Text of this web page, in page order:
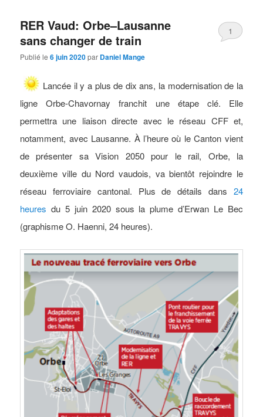
RER Vaud: Orbe–Lausanne
sans changer de train
Publié le6 juin 2020par Daniel Mange
1
Lancée il y a plus de dix ans, la modernisation de la
ligne Orbe-Chavornay franchit une étape clé. Elle
permettra une liaison directe avec le réseau CFF et,
notamment, avec Lausanne. À l’heure où le Canton vient
de présenter sa Vision 2050 pour le rail, Orbe, la
deuxième ville du Nord vaudois, va bientôt rejoindre le
réseau ferroviaire cantonal. Plus de détails dans 24
heures du 5 juin 2020 sous la plume d’Erwan Le Bec
(graphisme O. Haenni, 24 heures).